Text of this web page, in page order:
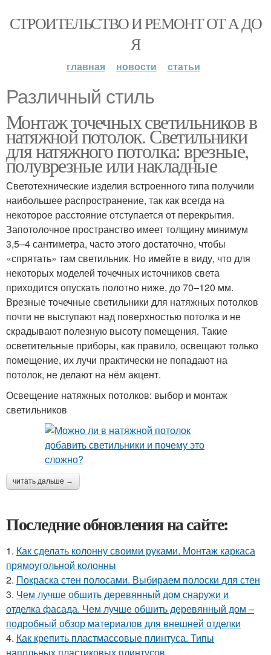
СТРОИТЕЛЬСТВО И РЕМОНТ ОТ А ДО
Я
главная новости статьи
Различный стиль
Монтаж точечных светильников в
натяжной потолок. Светильники
для натяжного потолка: врезные,
полуврезные или накладные
Светотехнические изделия встроенного типа получили
наибольшее распространение, так как всегда на
некоторое расстояние отступается от перекрытия.
Запотолочное пространство имеет толщину минимум
3,5–4 сантиметра, часто этого достаточно, чтобы
«спрятать» там светильник. Но имейте в виду, что для
некоторых моделей точечных источников света
приходится опускать полотно ниже, до 70–120 мм.
Врезные точечные светильники для натяжных потолков
почти не выступают над поверхностью потолка и не
скрадывают полезную высоту помещения. Такие
осветительные приборы, как правило, освещают только
помещение, их лучи практически не попадают на
потолок, не делают на нём акцент.
Освещение натяжных потолков: выбор и монтаж
светильников
читать дальше →
Последние обновления на сайте:
1. Как сделать колонну своими руками. Монтаж каркаса
прямоугольной колонны
2. Покраска стен полосами. Выбираем полоски для стен
3. Чем лучше обшить деревянный дом снаружи и
отделка фасада. Чем лучше обшить деревянный дом –
подробный обзор материалов для внешней отделки
4. Как крепить пластмассовые плинтуса. Типы